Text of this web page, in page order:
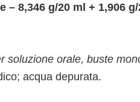
– 8,346 g/20 ml + 1,906
soluzione orale, buste
acqua depurata.